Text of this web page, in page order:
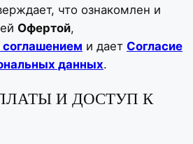
что ознакомлен и
Офертой,
и дает Согласие
данных.
И ДОСТУП К